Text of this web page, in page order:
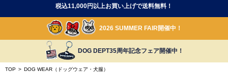
o
税込11,000円以上お買い上げで送料無料！
2026 SUMMER FAIR開催中！
DOG DEPT35周年記念フェア開催中！
TOP > DOG WEAR（ドッグウェア・犬服）